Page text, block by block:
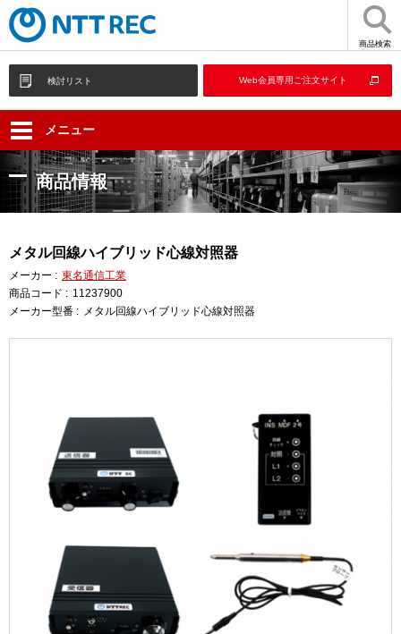
商品検索
検討リスト Web会員専用ご注文サイト
メニュー
商品情報
メタル回線ハイブリッド心線対照器
メーカー : 東名通信工業
商品コード : 11237900
メーカー型番 : メタル回線ハイブリッド心線対照器